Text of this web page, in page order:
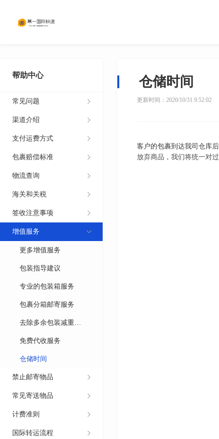
帮助中心
常见问题
渠道介绍
支付运费方式
包裹赔偿标准
物流查询
海关和关税
签收注意事项
增值服务
更多增值服务
包装指导建议
专业的包装箱服务
包裹分箱邮寄服务
去除多余包装减重服
务
免费代收服务
仓储时间
禁止邮寄物品
常见寄送物品
计费准则
国际转运流程
仓储时间
更新时间：2020/10/31 9:52:02
客户的包裹到达我司仓库
放弃商品，我们将统一对